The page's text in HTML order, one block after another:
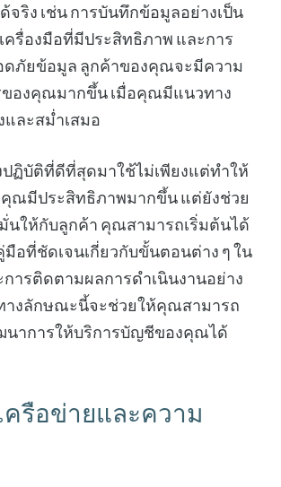
จริง เช่น การบันทึกข้อมูลอย่างเป็น
ครื่องมือที่มีประสิทธิภาพ และการ
ดภัยข้อมูล ลูกค้าของคุณจะมีความ
ของคุณมากขึ้น เมื่อคุณมีแนวทาง
ละสม่ำเสมอ
ฏิบัติที่ดีที่สุดมาใช้ไม่เพียงแต่ทำให้
คุณมีประสิทธิภาพมากขึ้น แต่ยังช่วย
นให้กับลูกค้า คุณสามารถเริ่มต้นได้
อที่ชัดเจนเกี่ยวกับขั้นตอนต่าง ๆ ใน
การติดตามผลการดำเนินงานอย่าง
างลักษณะนี้จะช่วยให้คุณสามารถ
นาการให้บริการบัญชีของคุณได้
ครือข่ายและความ